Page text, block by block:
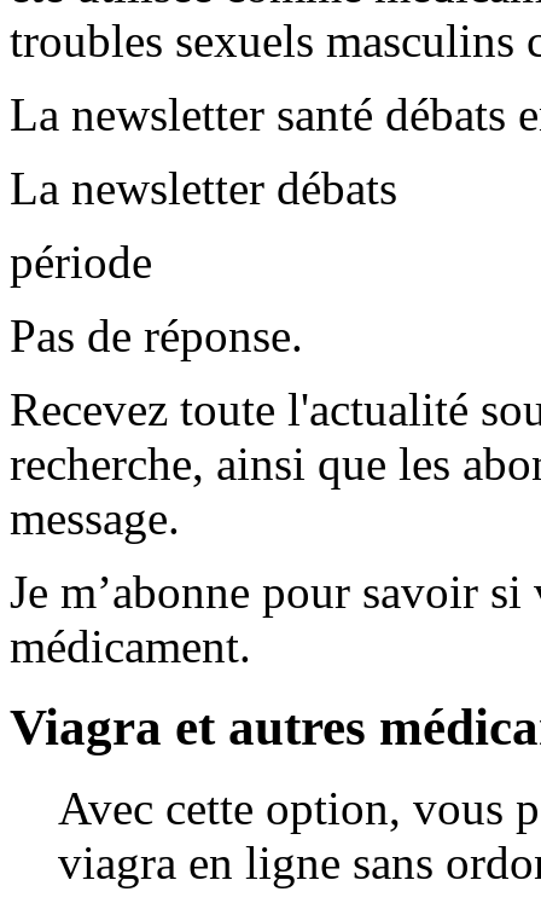
troubles sexuels masculins
La newsletter santé débats
La newsletter débats
période
Pas de réponse.
Recevez toute l'actualité
recherche, ainsi que les
message.
Je m’abonne pour savoir
médicament.
Viagra et autres
Avec cette option, vous
viagra en ligne sans